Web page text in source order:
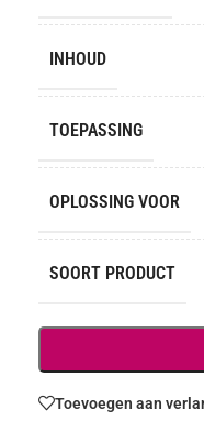
INHOUD
TOEPASSING
OPLOSSING VOOR
SOORT PRODUCT
Toevoegen aan